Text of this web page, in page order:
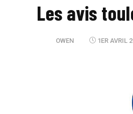
Les avis
OWEN 1ER AVRIL